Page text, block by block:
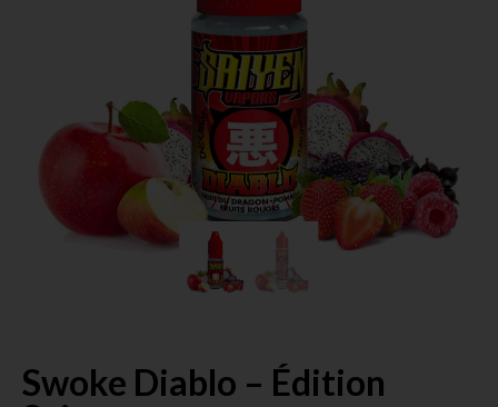
Swoke Diablo – Édition